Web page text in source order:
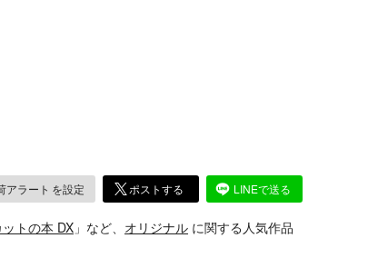
アラート を設定 ポストする LINEで送る
トの本 DX 」など、 オリジナル に関する人気作品